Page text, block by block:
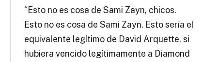
“Esto no es cosa de Sami Zayn, chicos.
Esto no es cosa de Sami Zayn. Esto sería el
equivalente legítimo de David Arquette, si
hubiera vencido legítimamente a Diamond